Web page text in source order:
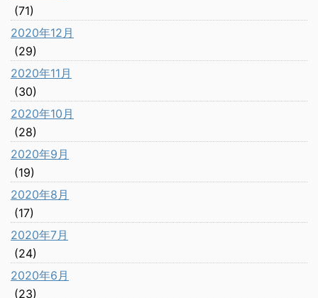
(71)
2020年12月
(29)
2020年11月
(30)
2020年10月
(28)
2020年9月
(19)
2020年8月
(17)
2020年7月
(24)
2020年6月
(23)